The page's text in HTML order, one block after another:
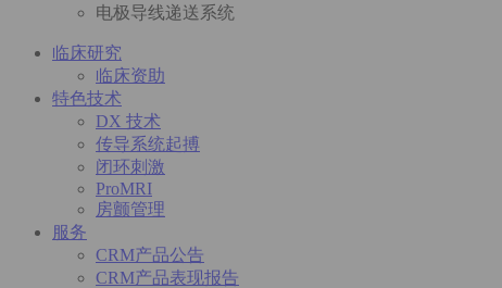
电极导线递送系统
临床研究
临床资助
特色技术
DX 技术
传导系统起搏
闭环刺激
ProMRI
房颤管理
服务
CRM产品公告
CRM产品表现报告